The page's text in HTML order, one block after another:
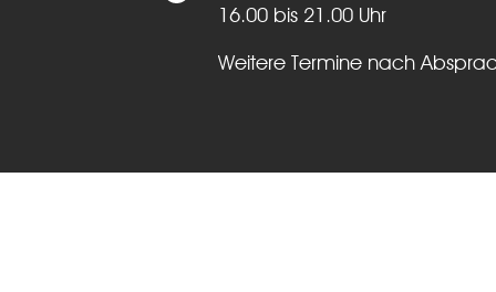
16.00 bis 21.00 Uhr
Weitere Termine nach